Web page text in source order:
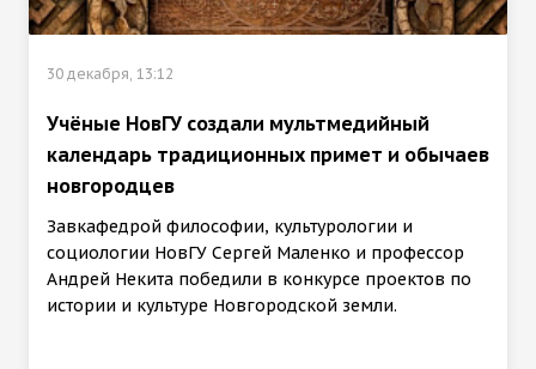
30 декабря, 13:12
Учёные НовГУ создали мультмедийный
календарь традиционных примет и обычаев
новгородцев
Завкафедрой философии, культурологии и
социологии НовГУ Сергей Маленко и профессор
Андрей Некита победили в конкурсе проектов по
истории и культуре Новгородской земли.